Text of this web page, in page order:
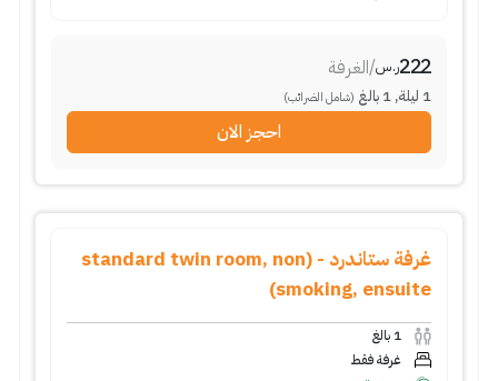
222ر.س/الغرفة
1 ليلة,
1 بالغ (شامل الضرائب)
احجز الان
غرفة ستاندرد - (standard twin room, non
smoking, ensuite)
1 بالغ
غرفة فقط